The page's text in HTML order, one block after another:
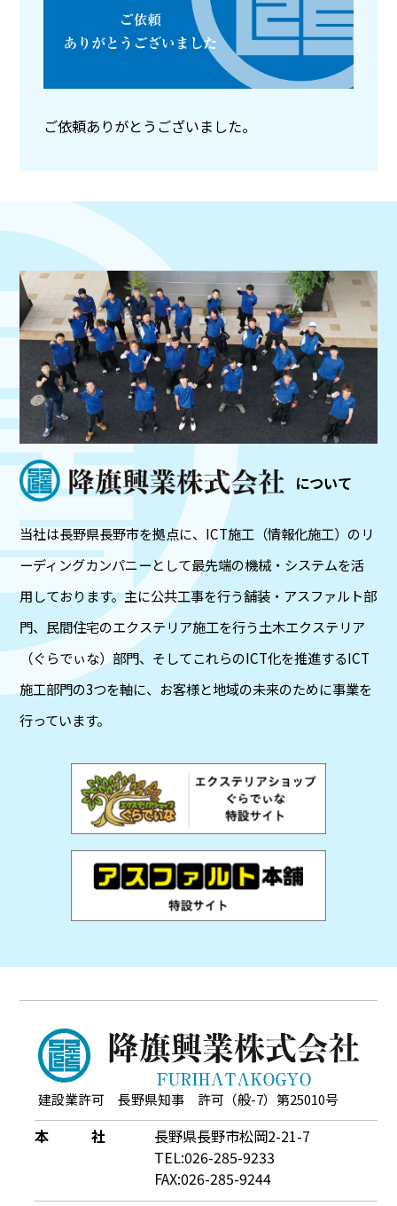
ご依頼ありがとうございました。
について
当社は長野県長野市を拠点に、ICT施工（情報化施工）のリ
ーディングカンパニーとして最先端の機械・システムを活
用しております。主に公共工事を行う舗装・アスファルト部
門、民間住宅のエクステリア施工を行う土木エクステリア
（ぐらでぃな）部門、そしてこれらのICT化を推進するICT
施工部門の3つを軸に、お客様と地域の未来のために事業を
行っています。
建設業許可 長野県知事 許可（般-7）第25010号
本 社
長野県長野市松岡2-21-7
TEL:026-285-9233
FAX:026-285-9244